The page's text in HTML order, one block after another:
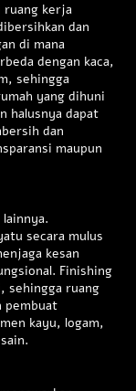
ruang kerja
dan
di mana
dengan kaca,
sehingga
yang dihuni
halusnya dapat
dan
maupun
secara mulus
kesan
Finishing
sehingga ruang
pembuat
kayu, logam,